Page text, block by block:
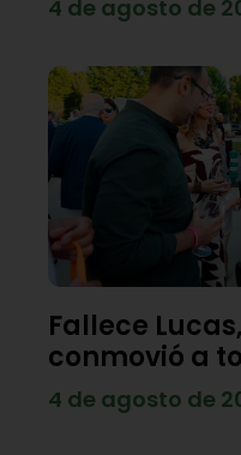
4 de agosto de
Fallece
conmovió a
4 de agosto de